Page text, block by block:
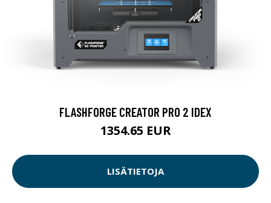
FLASHFORGE CREATOR PRO 2 IDEX
1354.65 EUR
LISÄTIETOJA